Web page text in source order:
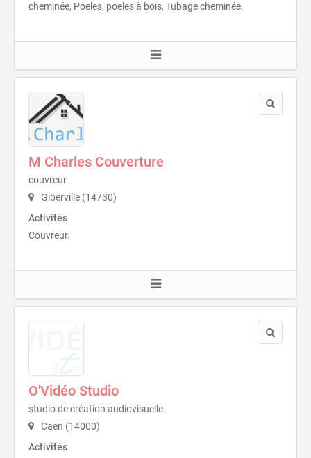
cheminée, Poeles, poeles à bois, Tubage cheminée.
M Charles Couverture
couvreur
Giberville (14730)
Activités
Couvreur.
O'Vidéo Studio
studio de création audiovisuelle
Caen (14000)
Activités